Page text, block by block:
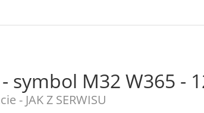
symbol M32 W365 -
- JAK Z SERWISU